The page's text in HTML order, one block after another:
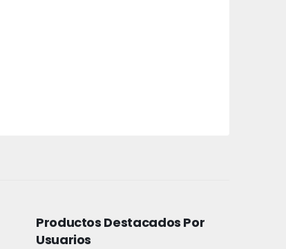
Productos Destacados Por
Usuarios